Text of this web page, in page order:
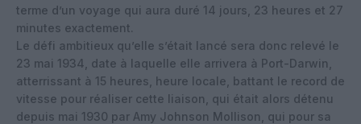
terme d’un voyage qui aura duré 14 jours, 23 heures et 27
minutes exactement.
Le défi ambitieux qu’elle s’était lancé sera donc relevé le
23 mai 1934, date à laquelle elle arrivera à Port-Darwin,
atterrissant à 15 heures, heure locale, battant le record de
vitesse pour réaliser cette liaison, qui était alors détenu
depuis mai 1930 par Amy Johnson Mollison, qui pour sa